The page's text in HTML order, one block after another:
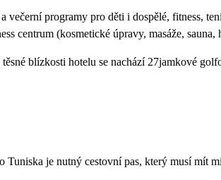
večerní programy pro děti i dospělé, fitness,
centrum (kosmetické úpravy, masáže, sauna,
blízkosti hotelu se nachází 27jamkové
Tuniska je nutný cestovní pas, který musí mít